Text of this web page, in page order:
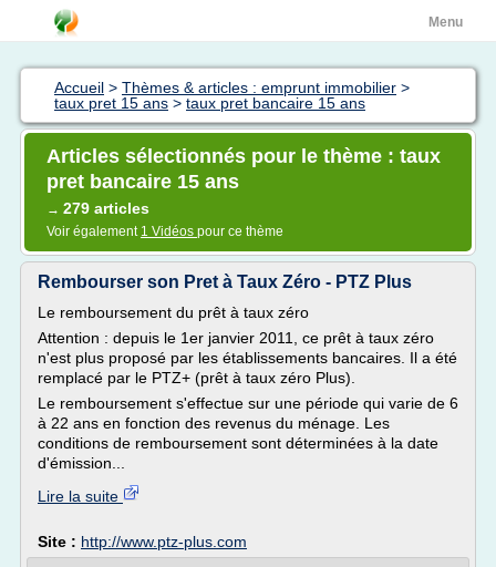
Menu
Accueil > Thèmes & articles : emprunt immobilier >
taux pret 15 ans > taux pret bancaire 15 ans
Articles sélectionnés pour le thème : taux
pret bancaire 15 ans
→ 279 articles
Voir également 1 Vidéos pour ce thème
Rembourser son Pret à Taux Zéro - PTZ Plus
Le remboursement du prêt à taux zéro
Attention : depuis le 1er janvier 2011, ce prêt à taux zéro
n'est plus proposé par les établissements bancaires. Il a été
remplacé par le PTZ+ (prêt à taux zéro Plus).
Le remboursement s'effectue sur une période qui varie de 6
à 22 ans en fonction des revenus du ménage. Les
conditions de remboursement sont déterminées à la date
d'émission...
Lire la suite
Site : http://www.ptz-plus.com